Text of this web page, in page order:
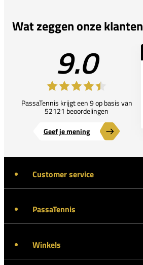
Wat zeggen onze klanten
9.0
PassaTennis krijgt een 9 op basis van
52121 beoordelingen
Geef je mening
Customer service
PassaTennis
Winkels